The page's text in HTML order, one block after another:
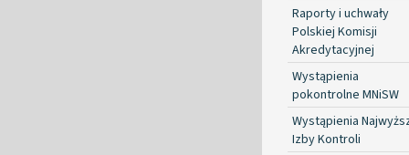
Raporty i uchwały
Polskiej Komisji
Akredytacyjnej
Wystąpienia
pokontrolne MNiSW
Wystąpienia
Izby Kontroli